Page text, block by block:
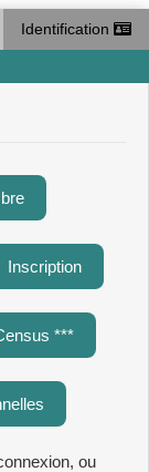
Identification
Inscription
***
ou